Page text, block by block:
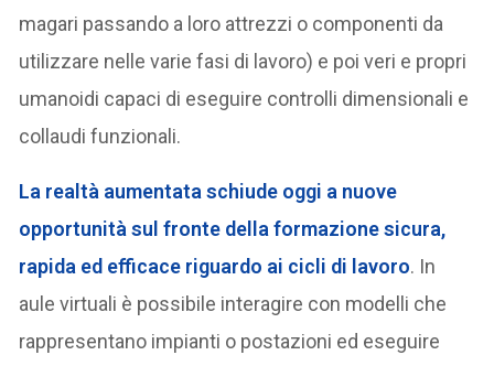
magari passando a loro attrezzi o componenti da
utilizzare nelle varie fasi di lavoro) e poi veri e propri
umanoidi capaci di eseguire controlli dimensionali e
collaudi funzionali.
La realtà aumentata schiude oggi a nuove
opportunità sul fronte della formazione sicura,
rapida ed efficace riguardo ai cicli di lavoro. In
aule virtuali è possibile interagire con modelli che
rappresentano impianti o postazioni ed eseguire